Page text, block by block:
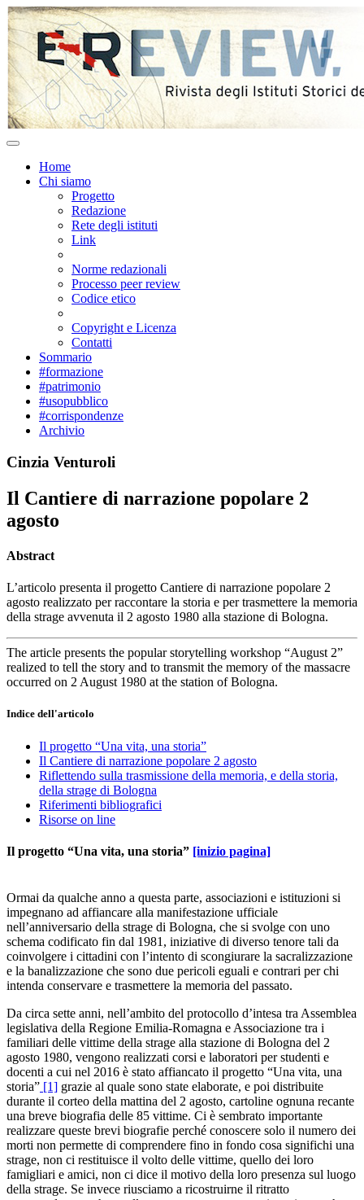
Home
Chi siamo
Progetto
Redazione
Rete degli istituti
Link
Norme redazionali
Processo peer review
Codice etico
Copyright e Licenza
Contatti
Sommario
#formazione
#patrimonio
#usopubblico
#corrispondenze
Archivio
Cinzia Venturoli
Il Cantiere di narrazione popolare 2
agosto
Abstract
L’articolo presenta il progetto Cantiere di narrazione popolare 2
agosto realizzato per raccontare la storia e per trasmettere la memoria
della strage avvenuta il 2 agosto 1980 alla stazione di Bologna.
The article presents the popular storytelling workshop “August 2”
realized to tell the story and to transmit the memory of the massacre
occurred on 2 August 1980 at the station of Bologna.
Indice dell'articolo
Il progetto “Una vita, una storia”
Il Cantiere di narrazione popolare 2 agosto
Riflettendo sulla trasmissione della memoria, e della storia,
della strage di Bologna
Riferimenti bibliografici
Risorse on line
Il progetto “Una vita, una storia” [inizio pagina]
Ormai da qualche anno a questa parte, associazioni e istituzioni si
impegnano ad affiancare alla manifestazione ufficiale
nell’anniversario della strage di Bologna, che si svolge con uno
schema codificato fin dal 1981, iniziative di diverso tenore tali da
coinvolgere i cittadini con l’intento di scongiurare la sacralizzazione
e la banalizzazione che sono due pericoli eguali e contrari per chi
intenda conservare e trasmettere la memoria del passato.
Da circa sette anni, nell’ambito del protocollo d’intesa tra Assemblea
legislativa della Regione Emilia-Romagna e Associazione tra i
familiari delle vittime della strage alla stazione di Bologna del 2
agosto 1980, vengono realizzati corsi e laboratori per studenti e
docenti a cui nel 2016 è stato affiancato il progetto “Una vita, una
storia” [1] grazie al quale sono state elaborate, e poi distribuite
durante il corteo della mattina del 2 agosto, cartoline ognuna recante
una breve biografia delle 85 vittime. Ci è sembrato importante
realizzare queste brevi biografie perché conoscere solo il numero dei
morti non permette di comprendere fino in fondo cosa significhi una
strage, non ci restituisce il volto delle vittime, quello dei loro
famigliari e amici, non ci dice il motivo della loro presenza sul luogo
della strage. Se invece riusciamo a ricostruirne il ritratto